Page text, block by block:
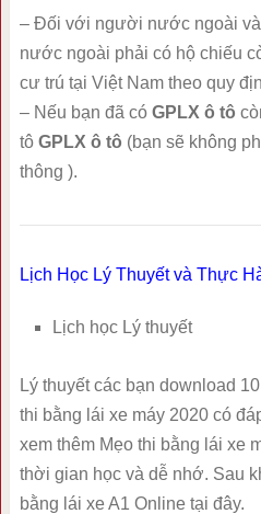
– Đối với người nước ngoài
nước ngoài phải có hộ chiếu
cư trú tại Việt Nam theo quy
– Nếu bạn đã có GPLX ô tô
tô GPLX ô tô (bạn sẽ không
thông ).
Lịch Học Lý Thuyết và Thực
Lịch học Lý thuyết
Lý thuyết các bạn download
thi bằng lái xe máy 2020 có
xem thêm Mẹo thi bằng lái xe
thời gian học và dễ nhớ. Sau
bằng lái xe A1 Online tại đây.